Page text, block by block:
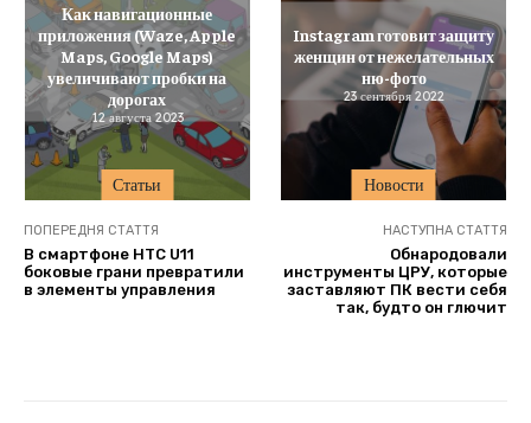
Статьи
Как навигационные
приложения (Waze, Apple
Maps, Google Maps)
увеличивают пробки на
дорогах
12 августа 2023
Новости
Instagram готовит защиту
женщин от нежелательных
ню-фото
23 сентября 2022
ПОПЕРЕДНЯ СТАТТЯ
В смартфоне HTC U11
боковые грани превратили
в элементы управления
НАСТУПНА СТАТТЯ
Обнародовали
инструменты ЦРУ, которые
заставляют ПК вести себя
так, будто он глючит